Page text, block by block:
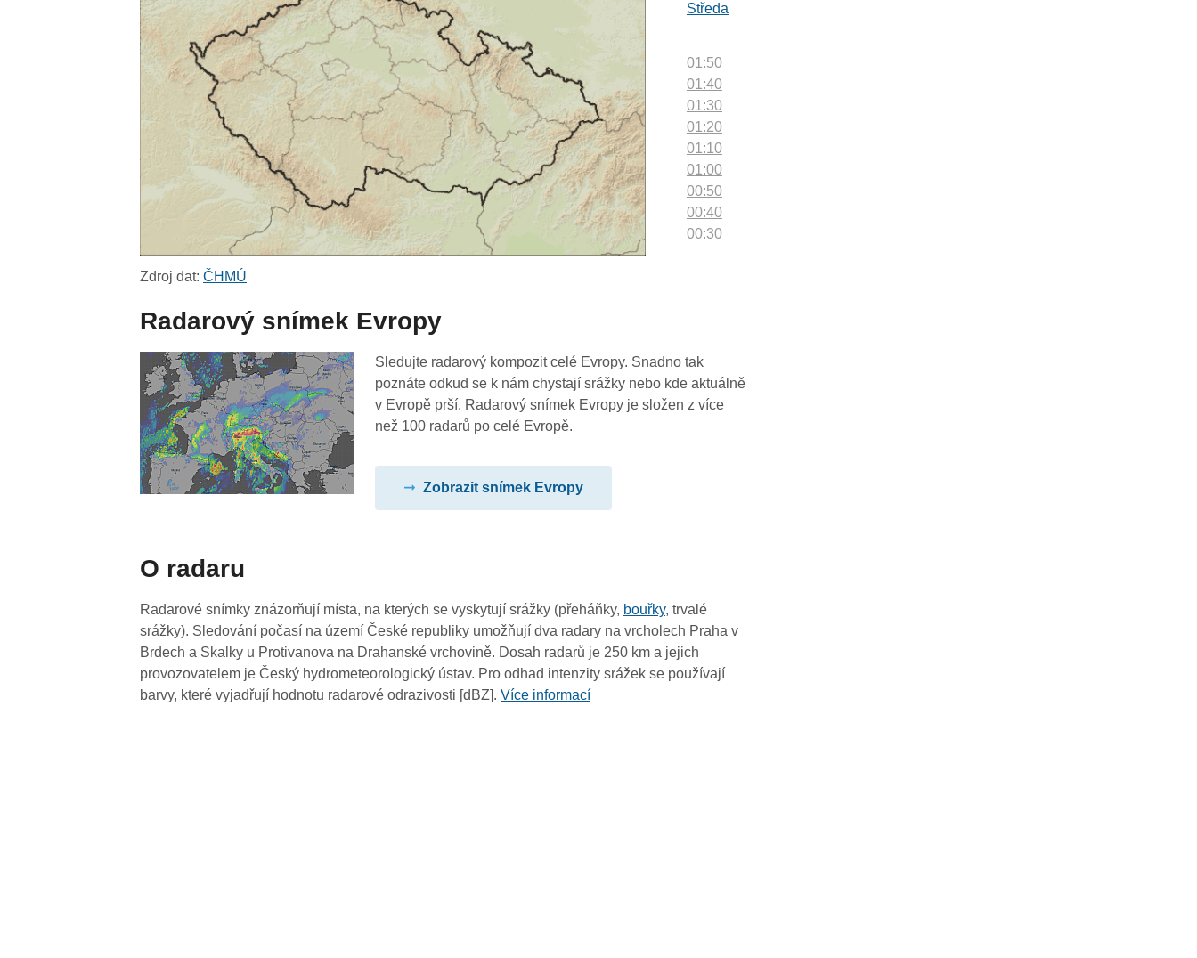
Středa
01:50
01:40
01:30
01:20
01:10
01:00
00:50
00:40
00:30
Zdroj dat:ČHMÚ
Radarový snímek Evropy
Sledujte radarový kompozit celé Evropy. Snadno tak
poznáte odkud se k nám chystají srážky nebo kde aktuálně
v Evropě prší. Radarový snímek Evropy je složen z více
než 100 radarů po celé Evropě.
Zobrazit snímek Evropy
O radaru
Radarové snímky znázorňují místa, na kterých se vyskytují srážky (přeháňky, bouřky, trvalé
srážky). Sledování počasí na území České republiky umožňují dva radary na vrcholech Praha v
Brdech a Skalky u Protivanova na Drahanské vrchovině. Dosah radarů je 250 km a jejich
provozovatelem je Český hydrometeorologický ústav. Pro odhad intenzity srážek se používají
barvy, které vyjadřují hodnotu radarové odrazivosti [dBZ].Více informací